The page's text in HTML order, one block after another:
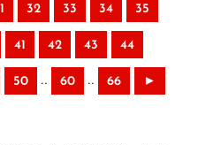
32 33 34 35
41 42 43 44
50 .. 60 .. 66 ►